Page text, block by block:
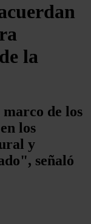
la
de los
los
y
señaló